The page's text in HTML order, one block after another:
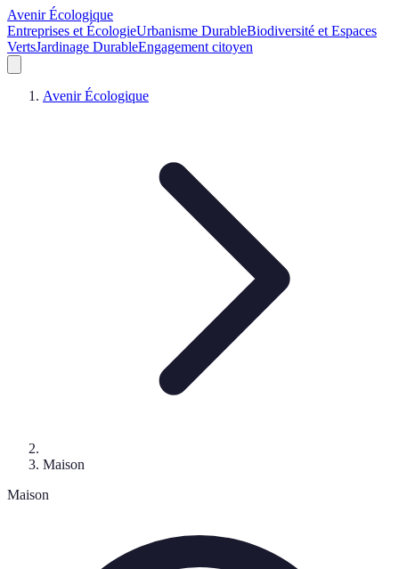
Avenir Écologique
Entreprises et ÉcologieUrbanisme DurableBiodiversité et Espaces
VertsJardinage DurableEngagement citoyen
Avenir Écologique
Maison
Maison